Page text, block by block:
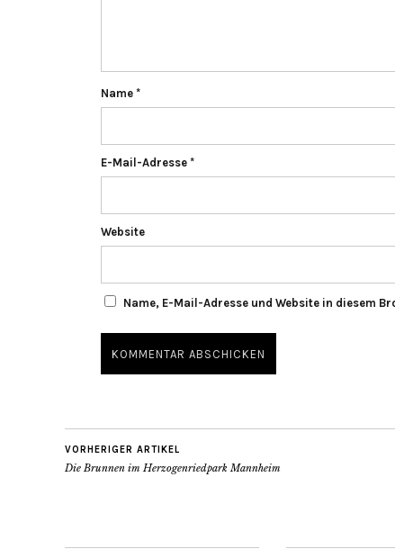
Name *
E-Mail-Adresse *
Website
Name, E-Mail-Adresse und Website in diesem
VORHERIGER ARTIKEL
Die Brunnen im Herzogenriedpark Mannheim